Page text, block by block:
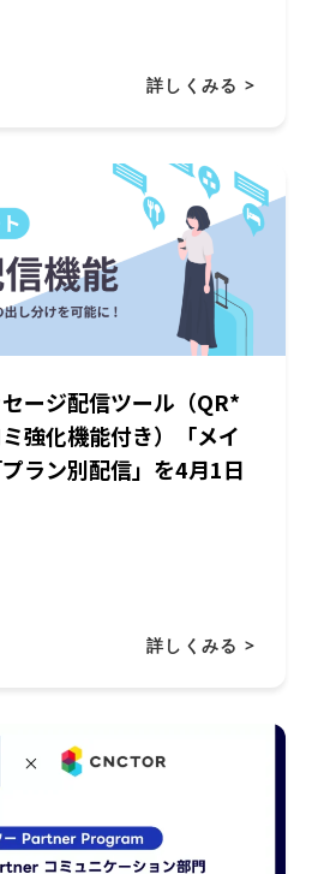
詳しくみる >
ージ配信ツール（QR*
強化機能付き）「メイ
ラン別配信」を4月1日
詳しくみる >